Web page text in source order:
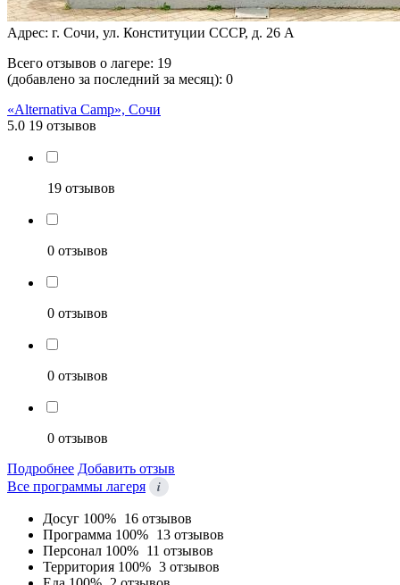
Адрес: г. Сочи, ул. Конституции СССР, д. 26 А
Всего отзывов о лагере: 19
(добавлено за последний за месяц): 0
«Alternativa Camp», Сочи
5.0 19 отзывов
19 отзывов
0 отзывов
0 отзывов
0 отзывов
0 отзывов
Подробнее Добавить отзыв
Все программы лагеря
i
Досуг 100% 16 отзывов
Программа 100% 13 отзывов
Персонал 100% 11 отзывов
Территория 100% 3 отзывов